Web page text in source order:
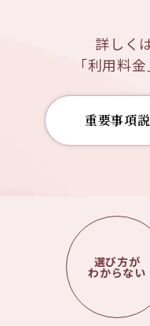
詳しく
「利用料
重要事項
選び方が
わからない